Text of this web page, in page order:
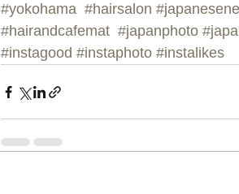
#yokohama #hairsalon
#hairandcafemat #japanphoto
#instagood #instaphoto #instalikes